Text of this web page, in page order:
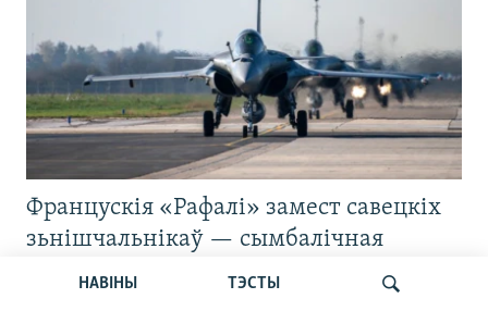
НАВІНЫ ТЭСТЫ
Францускія «Рафалі» замест савецкіх
зьнішчальнікаў — сымбалічная
зьмена ўва ўкраінскіх Паветраных